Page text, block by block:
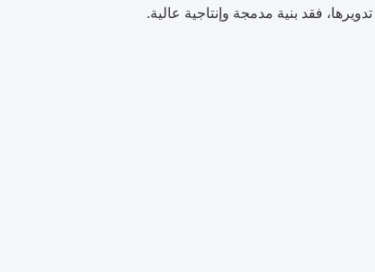
فقد بنية مدمجة وإنتاجية عالية.